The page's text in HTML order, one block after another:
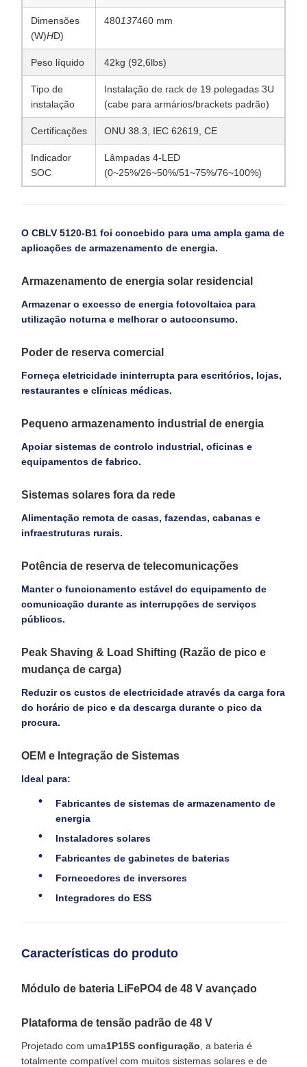
Dimensões
(W)HD)
480137460 mm
Peso líquido 42kg (92,6lbs)
Tipo de
instalação
Instalação de rack de 19 polegadas 3U
(cabe para armários/brackets padrão)
Certificações ONU 38.3, IEC 62619, CE
Indicador
SOC
Lâmpadas 4-LED
(0~25%/26~50%/51~75%/76~100%)
O CBLV 5120-B1 foi concebido para uma ampla gama de
aplicações de armazenamento de energia.
Armazenamento de energia solar residencial
Armazenar o excesso de energia fotovoltaica para
utilização noturna e melhorar o autoconsumo.
Poder de reserva comercial
Forneça eletricidade ininterrupta para escritórios, lojas,
restaurantes e clínicas médicas.
Pequeno armazenamento industrial de energia
Apoiar sistemas de controlo industrial, oficinas e
equipamentos de fabrico.
Sistemas solares fora da rede
Alimentação remota de casas, fazendas, cabanas e
infraestruturas rurais.
Potência de reserva de telecomunicações
Manter o funcionamento estável do equipamento de
comunicação durante as interrupções de serviços
públicos.
Peak Shaving & Load Shifting (Razão de pico e
mudança de carga)
Reduzir os custos de electricidade através da carga fora
do horário de pico e da descarga durante o pico da
procura.
OEM e Integração de Sistemas
Ideal para:
Fabricantes de sistemas de armazenamento de
energia
Instaladores solares
Fabricantes de gabinetes de baterias
Fornecedores de inversores
Integradores do ESS
Características do produto
Módulo de bateria LiFePO4 de 48 V avançado
Plataforma de tensão padrão de 48 V
Projetado com uma1P15S configuração , a bateria é
totalmente compatível com muitos sistemas solares e de